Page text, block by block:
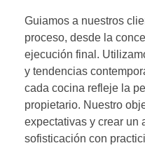
Guiamos a nuestros
proceso, desde la
ejecución final.
y tendencias
cada cocina refleje la
propietario. Nuestro
expectativas y crear un
sofisticación con